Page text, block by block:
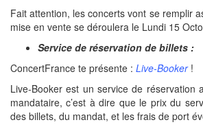
Fait attention, les concerts vont se remplir
mise en vente se déroulera le Lundi 15
Service de réservation de billets :
ConcertFrance te présente : Live-Booker!
Live-Booker est un service de réservation
mandataire, c’est à dire que le prix du
des billets, du mandat, et les frais de port